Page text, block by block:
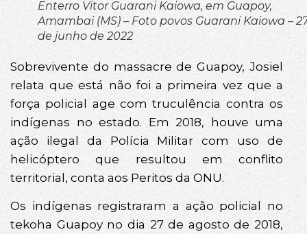
Enterro Vitor Guarani Kaiowa, em Guapoy,
Amambai (MS) – Foto povos Guarani Kaiowa –
de junho de 2022
Sobrevivente do massacre de Guapoy, Josiel
relata que está não foi a primeira vez que a
força policial age com truculência contra os
indígenas no estado. Em 2018, houve uma
ação ilegal da Polícia Militar com uso de
helicóptero que resultou em conflito
territorial, conta aos Peritos da ONU.
Os indígenas registraram a ação policial no
tekoha Guapoy no dia 27 de agosto de 2018,